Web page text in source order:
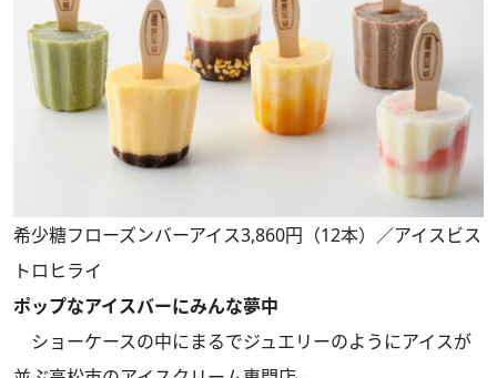
希少糖フローズンバーアイス3,860円（12本）／アイスビス
トロヒライ
ポップなアイスバーにみんな夢中
ショーケースの中にまるでジュエリーのようにアイスが